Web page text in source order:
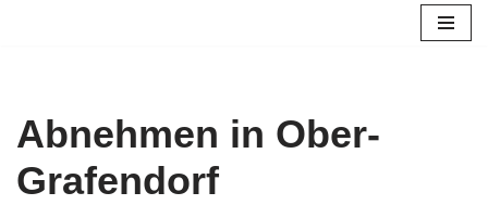
Abnehmen in Ober-
Grafendorf